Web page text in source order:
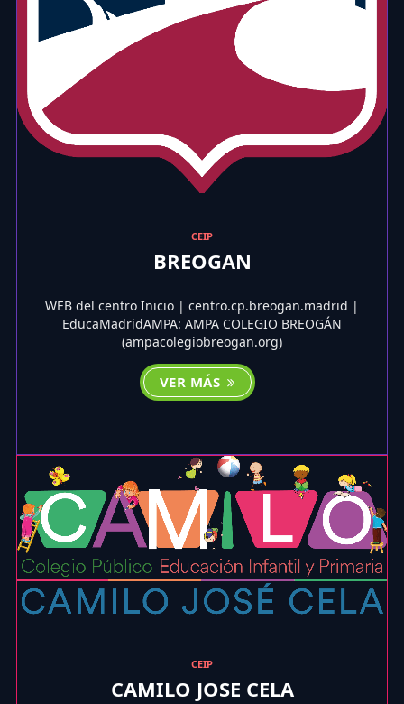
CEIP
BREOGAN
WEB del centro Inicio | centro.cp.breogan.madrid |
EducaMadridAMPA: AMPA COLEGIO BREOGÁN
(ampacolegiobreogan.org)
VER MÁS
CEIP
CAMILO JOSE CELA